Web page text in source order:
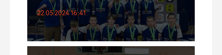
22.05.2024 16:41